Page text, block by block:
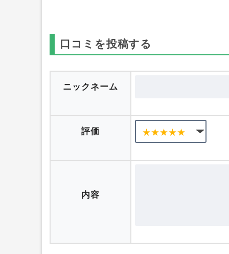
口コミを投稿する
ニックネーム
評価
内容